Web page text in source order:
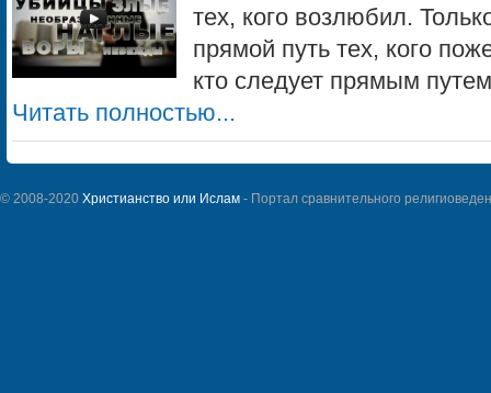
тех, кого возлюбил.
прямой путь тех, кого
кто следует прямым
Читать полностью...
© 2008-2020 Христианство или Ислам - Портал сравнительного